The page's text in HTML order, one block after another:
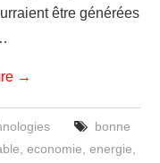
être générées
→
bonne
,economie ,energie